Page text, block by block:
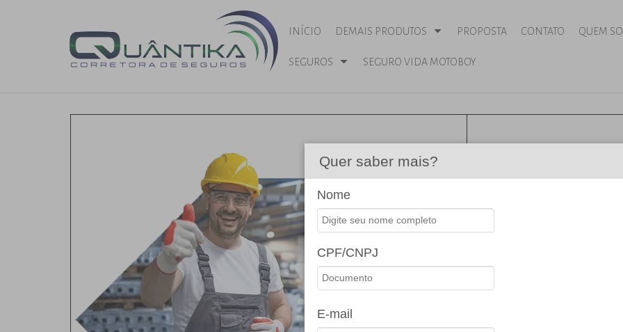
INÍCIO DEMAIS PRODUTOS PROPOSTA CONTATO QUEM
SEGUROS SEGURO VIDA MOTOBOY
Um seguro que oferece a
Instalação e
Quer saber mais?
Nome
CPF/CNPJ
E-mail